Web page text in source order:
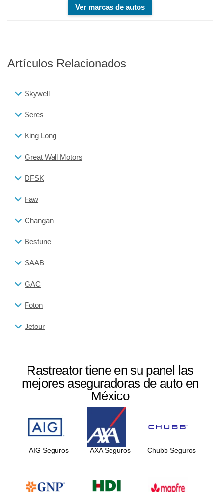
Ver marcas de autos
Artículos Relacionados
Skywell
Seres
King Long
Great Wall Motors
DFSK
Faw
Changan
Bestune
SAAB
GAC
Foton
Jetour
Rastreator tiene en su panel las
mejores aseguradoras de auto en
México
AIG Seguros AXA Seguros Chubb Seguros